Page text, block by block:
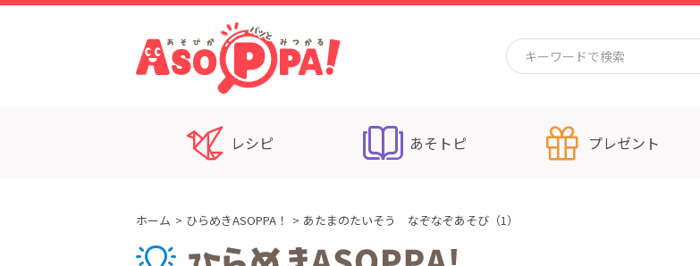
レシピ あそトピ プレゼント
ホーム ひらめきASOPPA！ あたまのたいそう なぞなぞあそび（1）